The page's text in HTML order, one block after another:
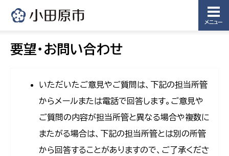
メニュー
要望・お問い合わせ
いただいたご意見やご質問は、下記の担当所管
からメールまたは電話で回答します。ご意見や
ご質問の内容が担当所管と異なる場合や複数に
またがる場合は、下記の担当所管とは別の所管
から回答することがありますので、ご了承くださ